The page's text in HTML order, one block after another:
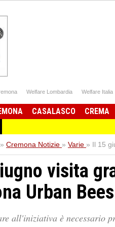
Welfare Lombardia Welfare Italia
CASALASCO CREMA
» Cremona Notizie » Varie » Il 15
visita
Urban Bees
all'iniziativa è necessario